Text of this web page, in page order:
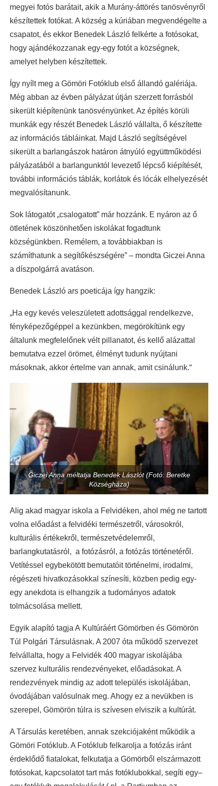
megyei fotós barátait, akik a Murány-áttörés tanösvényről
készítettek fotókat. A község a kúriában megvendégelte a
csapatot, és ekkor Benedek László felkérte a fotósokat,
hogy ajándékozzanak egy-egy fotót a községnek,
amelyet helyben készítettek.
Így nyílt meg a Gömöri Fotóklub első állandó galériája.
Még abban az évben pályázat útján szerzett forrásból
sikerült kiépítenünk tanösvényünket. Az építés körüli
munkák egy részét Benedek László vállalta, ő készítette
az információs tábláinkat. Majd László segítségével
sikerült a barlangászok határon átnyúló együttműködési
pályázatából a barlangunktól levezető lépcső kiépítését,
további információs táblák, korlátok és lócák elhelyezését
megvalósítanunk.
Sok látogatót „csalogatott” már hozzánk. E nyáron az ő
ötletének köszönhetően iskolákat fogadtunk
községünkben. Remélem, a továbbiakban is
számíthatunk a segítőkészségére” – mondta Giczei Anna
a díszpolgárrá avatáson.
Benedek László ars poeticája így hangzik:
„Ha egy kevés veleszületett adottsággal rendelkezve,
fényképezőgéppel a kezünkben, megörökítünk egy
általunk megfelelőnek vélt pillanatot, és kellő alázattal
bemutatva ezzel örömet, élményt tudunk nyújtani
másoknak, akkor értelme van annak, amit csinálunk.“
Giczei Anna méltatja Benedek Lászlót (Fotó: Beretke
Községháza)
Alig akad magyar iskola a Felvidéken, ahol még ne tartott
volna előadást a felvidéki természetről, városokról,
kulturális értékekről, természetvédelemről,
barlangkutatásról, a fotózásról, a fotózás történetéről.
Vetítéssel egybekötött bemutatóit történelmi, irodalmi,
régészeti hivatkozásokkal színesíti, közben pedig egy-
egy anekdota is elhangzik a tudományos adatok
tolmácsolása mellett.
Egyik alapító tagja A Kultúráért Gömörben és Gömörön
Túl Polgári Társulásnak. A 2007 óta működő szervezet
felvállalta, hogy a Felvidék 400 magyar iskolájába
szervez kulturális rendezvényeket, előadásokat. A
rendezvények mindig az adott település iskolájában,
óvodájában valósulnak meg. Ahogy ez a nevükben is
szerepel, Gömörön túlra is szívesen elviszik a kultúrát.
A Társulás keretében, annak szekciójaként működik a
Gömöri Fotóklub. A Fotóklub felkarolja a fotózás iránt
érdeklődő fiatalokat, felkutatja a Gömörből elszármazott
fotósokat, kapcsolatot tart más fotóklubokkal, segíti egy–